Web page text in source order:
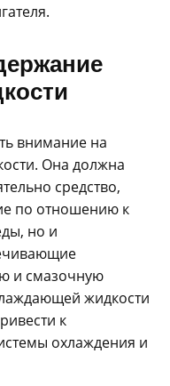
внимание на
Она должна
средство,
по отношению к
но и
и смазочную
жидкости
к
охлаждения и